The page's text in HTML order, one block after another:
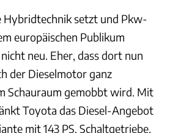
Hybridtechnik setzt und Pkw-
europäischen Publikum
neu. Eher, dass dort nun
der Dieselmotor ganz
Schauraum gemobbt wird. Mit
Toyota das Diesel-Angebot
mit 143 PS, Schaltgetriebe,